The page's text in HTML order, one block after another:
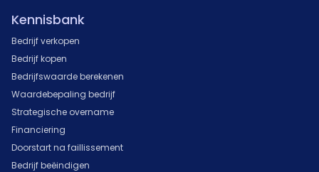
Kennisbank
Bedrijf verkopen
Bedrijf kopen
Bedrijfswaarde berekenen
Waardebepaling bedrijf
Strategische overname
Financiering
Doorstart na faillissement
Bedrijf beëindigen